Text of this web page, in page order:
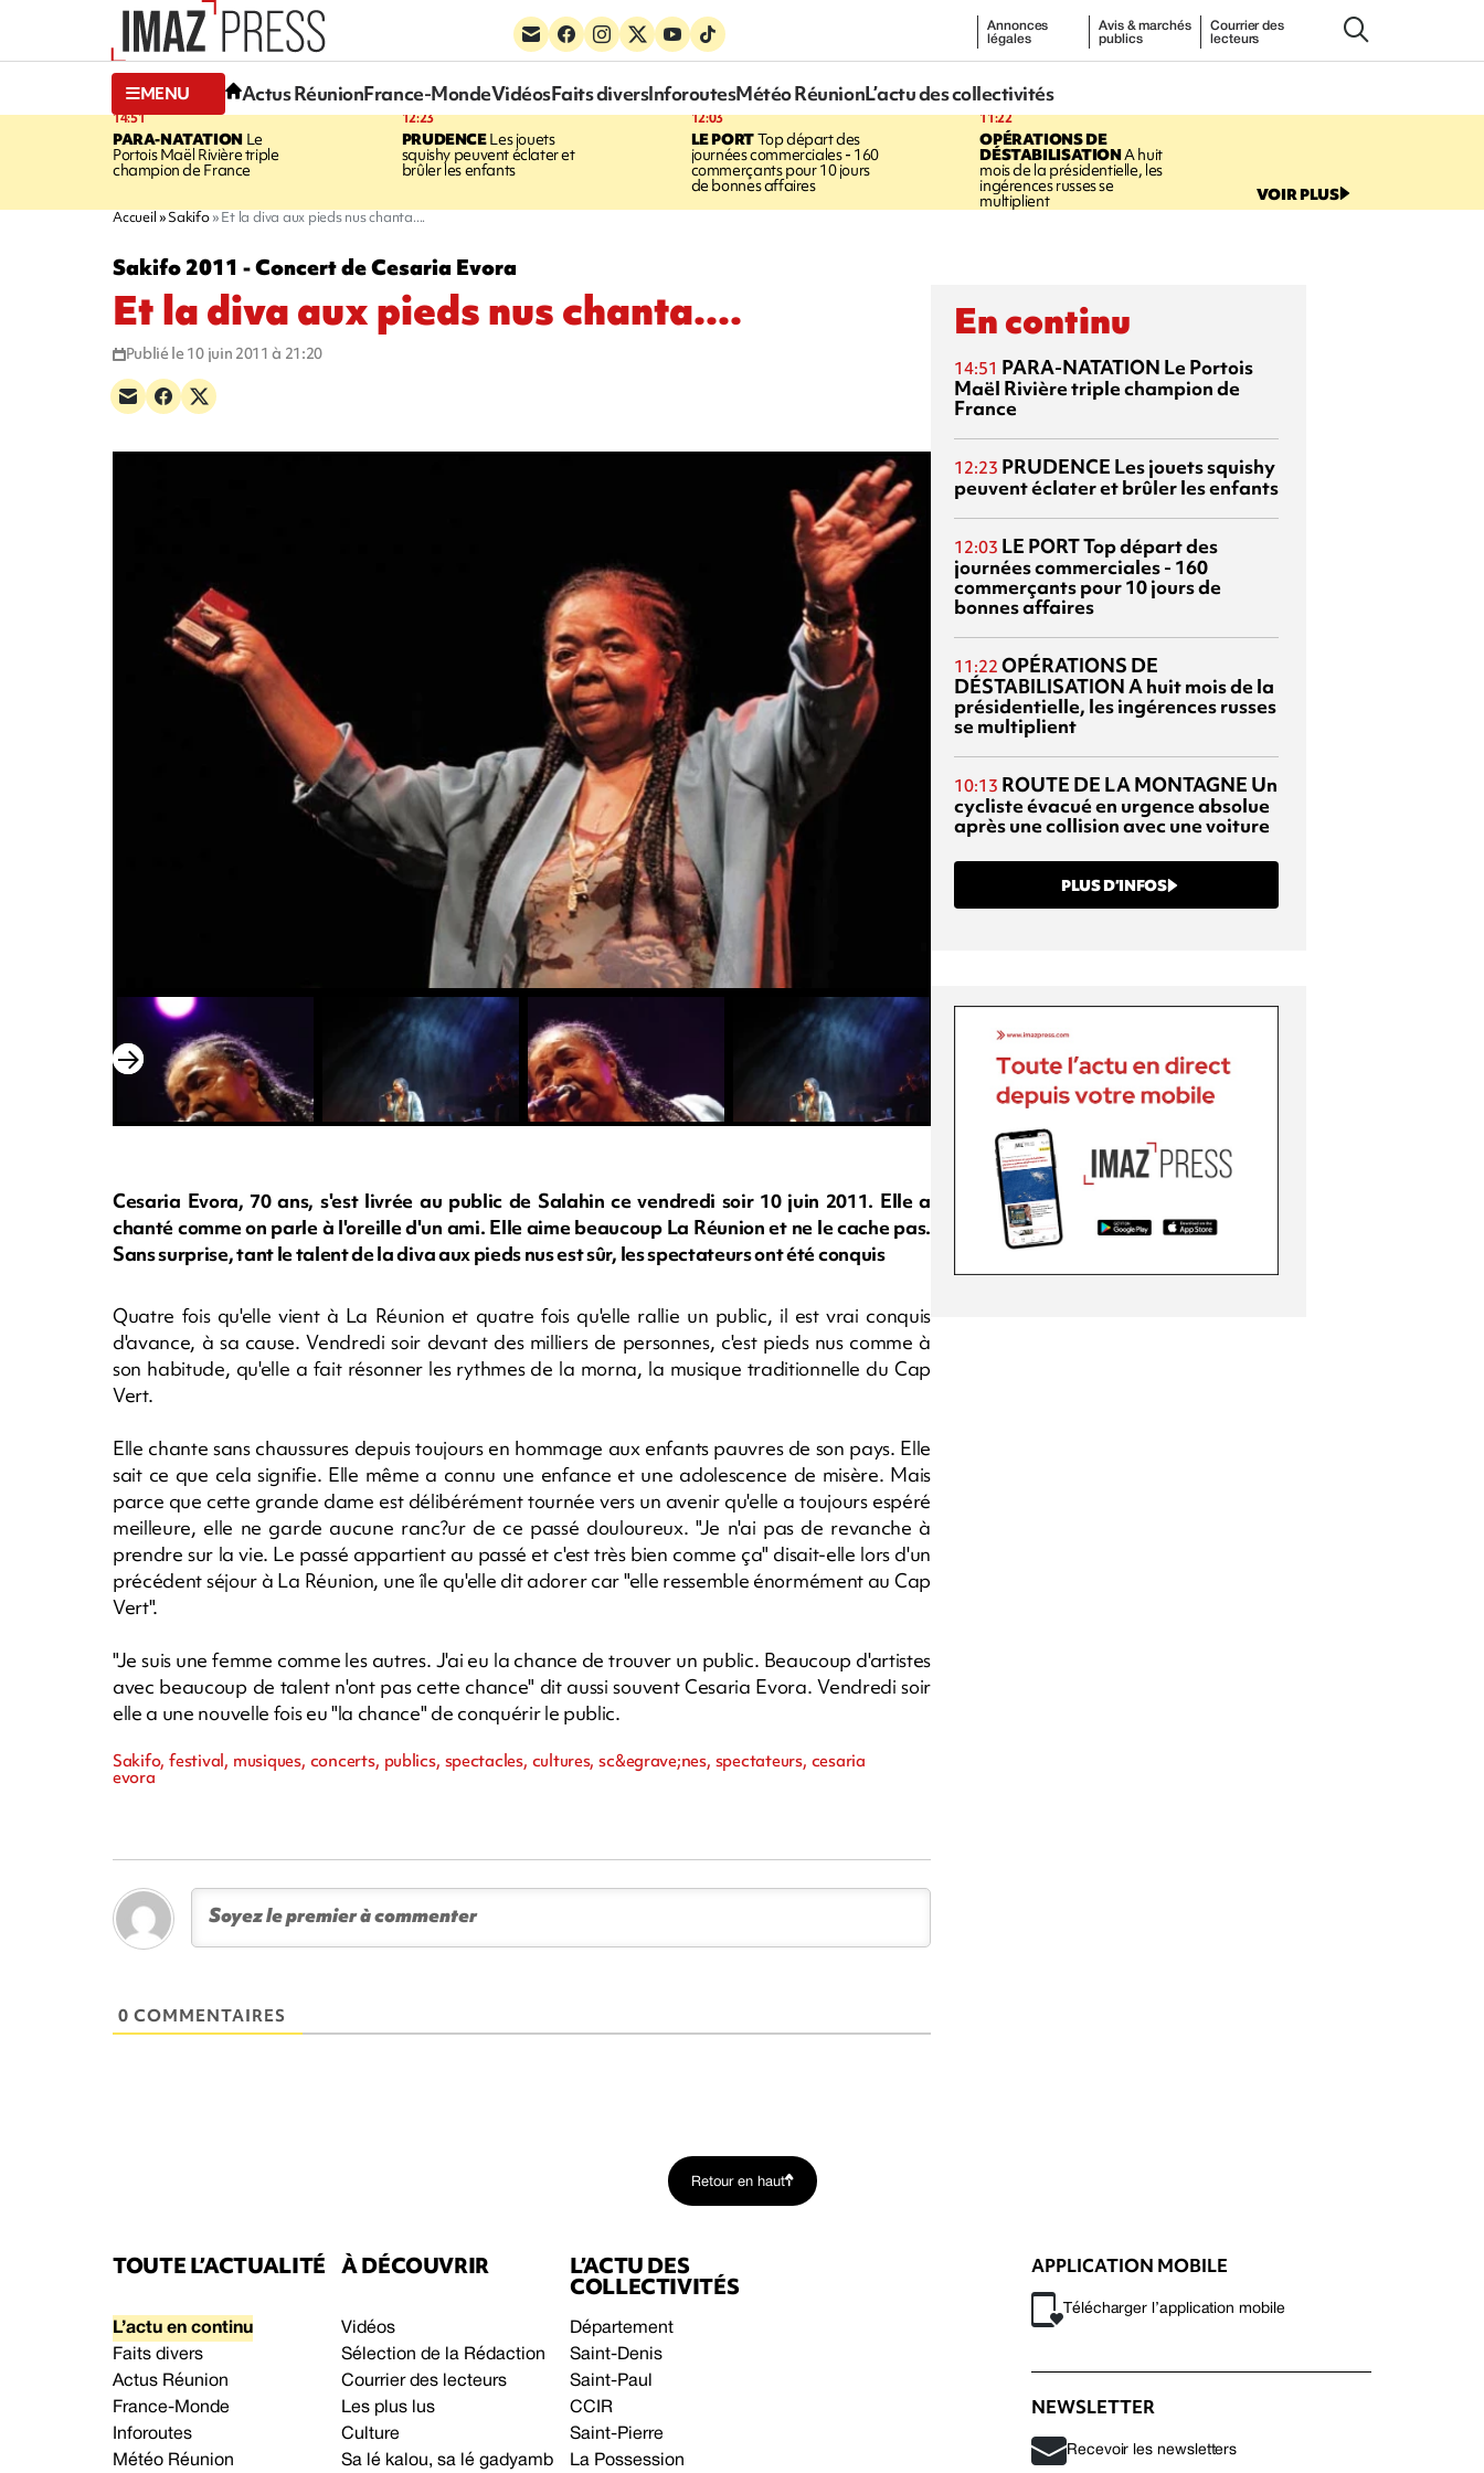
Annonces
légales
Avis & marchés
publics
Courrier des
lecteurs
MENU Actus RéunionFrance-MondeVidéosFaits diversInforoutesMétéo RéunionL’actu des collectivités
14:51
PARA-NATATIONLe
Portois Maël Rivière triple
champion de France
12:23
PRUDENCELes jouets
squishy peuvent éclater et
brûler les enfants
12:03
LE PORTTop départ des
journées commerciales - 160
commerçants pour 10 jours
de bonnes affaires
11:22
OPÉRATIONS DE
DÉSTABILISATIONA huit
mois de la présidentielle, les
ingérences russes se
multiplient VOIR PLUS
Accueil Sakifo Et la diva aux pieds nus chanta....
Sakifo 2011 - Concert de Cesaria Evora
Et la diva aux pieds nus chanta....
Publié le 10 juin 2011 à 21:20
Cesaria Evora, 70 ans, s'est livrée au public de Salahin ce vendredi soir 10 juin 2011. Elle a
chanté comme on parle à l'oreille d'un ami. Elle aime beaucoup La Réunion et ne le cache pas.
Sans surprise, tant le talent de la diva aux pieds nus est sûr, les spectateurs ont été conquis
Quatre fois qu'elle vient à La Réunion et quatre fois qu'elle rallie un public, il est vrai conquis
d'avance, à sa cause. Vendredi soir devant des milliers de personnes, c'est pieds nus comme à
son habitude, qu'elle a fait résonner les rythmes de la morna, la musique traditionnelle du Cap
Vert.
Elle chante sans chaussures depuis toujours en hommage aux enfants pauvres de son pays. Elle
sait ce que cela signifie. Elle même a connu une enfance et une adolescence de misère. Mais
parce que cette grande dame est délibérément tournée vers un avenir qu'elle a toujours espéré
meilleure, elle ne garde aucune ranc?ur de ce passé douloureux. "Je n'ai pas de revanche à
prendre sur la vie. Le passé appartient au passé et c'est très bien comme ça" disait-elle lors d'un
précédent séjour à La Réunion, une île qu'elle dit adorer car "elle ressemble énormément au Cap
Vert".
"Je suis une femme comme les autres. J'ai eu la chance de trouver un public. Beaucoup d'artistes
avec beaucoup de talent n'ont pas cette chance" dit aussi souvent Cesaria Evora. Vendredi soir
elle a une nouvelle fois eu "la chance" de conquérir le public.
Sakifo, festival, musiques, concerts, publics, spectacles, cultures, sc&egrave;nes, spectateurs, cesaria
evora
0 COMMENTAIRES
En continu
14:51 PARA-NATATION Le Portois
Maël Rivière triple champion de
France
12:23 PRUDENCE Les jouets squishy
peuvent éclater et brûler les enfants
12:03 LE PORTTop départ des
journées commerciales - 160
commerçants pour 10 jours de
bonnes affaires
11:22 OPÉRATIONS DE
DÉSTABILISATIONA huit mois de la
présidentielle, les ingérences russes
se multiplient
10:13 ROUTE DE LA MONTAGNE Un
cycliste évacué en urgence absolue
après une collision avec une voiture
PLUS D’INFOS
Retour en haut
TOUTE L’ACTUALITÉ
L’actu en continu
Faits divers
Actus Réunion
France-Monde
Inforoutes
Météo Réunion
À DÉCOUVRIR
Vidéos
Sélection de la Rédaction
Courrier des lecteurs
Les plus lus
Culture
Sa lé kalou, sa lé gadyamb
L’ACTU DES
COLLECTIVITÉS
Département
Saint-Denis
Saint-Paul
CCIR
Saint-Pierre
La Possession
APPLICATION MOBILE
Télécharger l’application mobile
NEWSLETTER
Recevoir les newsletters